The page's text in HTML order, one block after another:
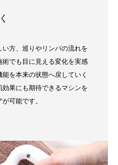
方、巡りやリンパの流れを
でも目に見える変化を実感
を本来の状態へ戻していく
果にも期待できるマシンを
可能です。